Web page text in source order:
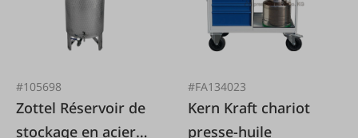
#105698
Zottel Réservoir de
stockage en acier
#FA134023
Kern Kraft chariot
presse-huile